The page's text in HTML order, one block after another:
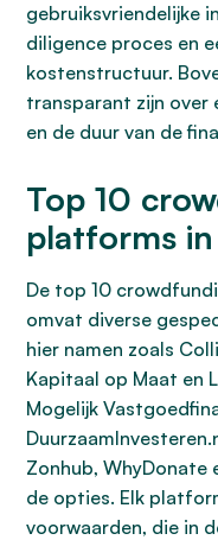
gebruiksvriendelijke
diligence proces en
kostenstructuur.
transparant zijn over
en de duur van de
Top 10
platforms
De top 10
omvat diverse
hier namen zoals
Kapitaal op Maat en
Mogelijk
Zonhub,
de opties. Elk
voorwaarden, die in